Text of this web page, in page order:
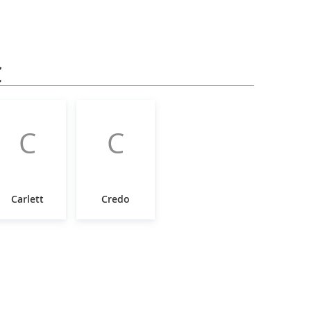
C
Carlett
C
Credo